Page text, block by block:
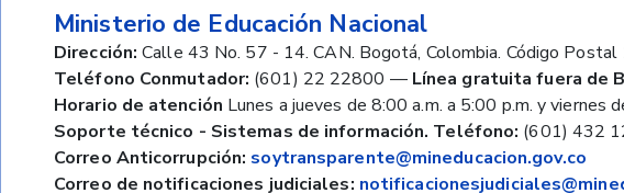
Ministerio de Educación Nacional
Dirección: Calle 43 No. 57 - 14. CAN. Bogotá, Colombia. Código
Teléfono Conmutador: (601) 22 22800 — Línea gratuita fuera de
Horario de atención Lunes a jueves de 8:00 a.m. a 5:00 p.m. y viernes
Soporte técnico - Sistemas de información. Teléfono: (601) 432
Correo Anticorrupción: soytransparente@mineducacion.gov.co
Correo de notificaciones judiciales: